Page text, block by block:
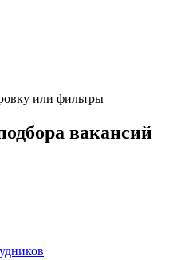
или фильтры
вакансий